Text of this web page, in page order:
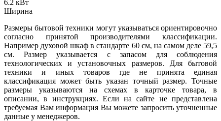
6.2 кВт
Ширина
Размеры бытовой техники могут указываться ориентировочно
согласно принятой производителями классификации.
Например духовой шкаф в стандарте 60 см, на самом деле 59,5
см. Размер указывается с запасом для соблюдения
технологических и установочных размеров. Для бытовой
техники и иных товаров где не принята единая
классификация может быть указан точный размер. Точные
размеры указываются на схемах в карточке товара, в
описании, в инструкциях. Если на сайте не представлена
требуемая Вам информация Вы можете запросить уточненные
данные у менеджеров.